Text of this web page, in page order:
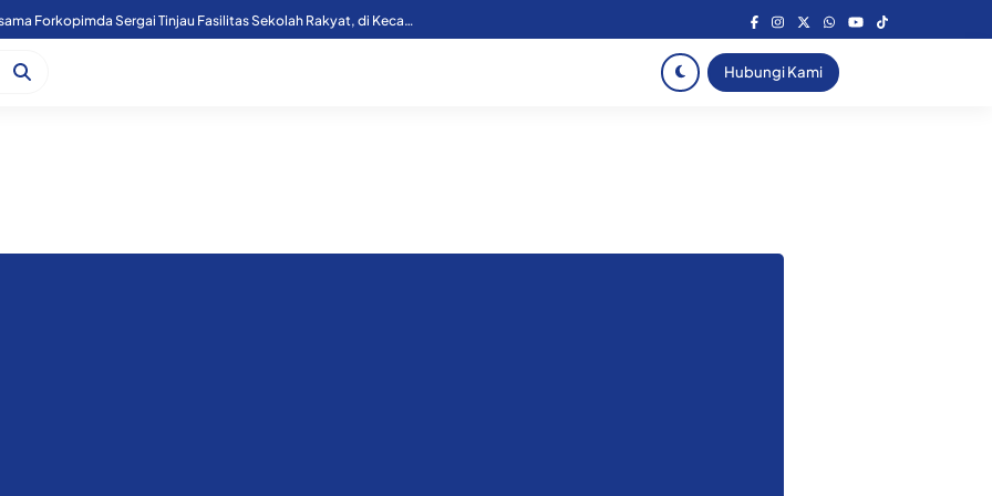
Kapoolres Sergai Bersama Forkopimda Sergai Tinjau Fasilitas Sekolah Rakyat, di Kecamatan Firdaus.
Hubungi Kami